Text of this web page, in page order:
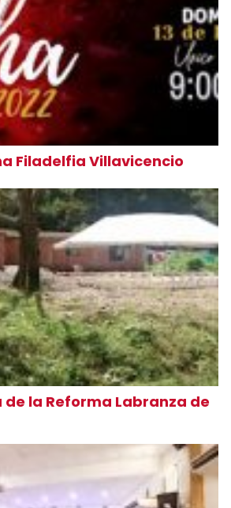
Filadelfia Villavicencio
la Reforma Labranza de